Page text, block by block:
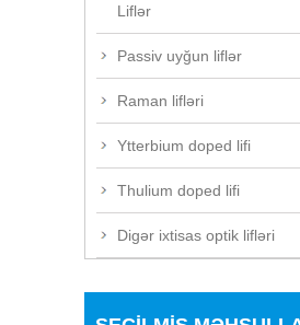
Liflər
Passiv uyğun liflər
Raman lifləri
Ytterbium doped lifi
Thulium doped lifi
Digər ixtisas optik lifləri